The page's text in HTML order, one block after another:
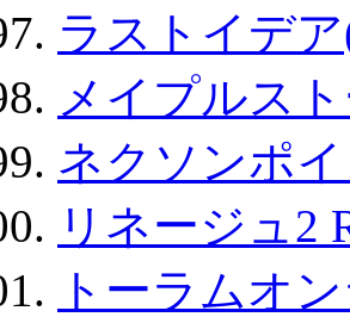
ラストイデ
メイプルス
ネクソンポ
リネージュ2
トーラムオ